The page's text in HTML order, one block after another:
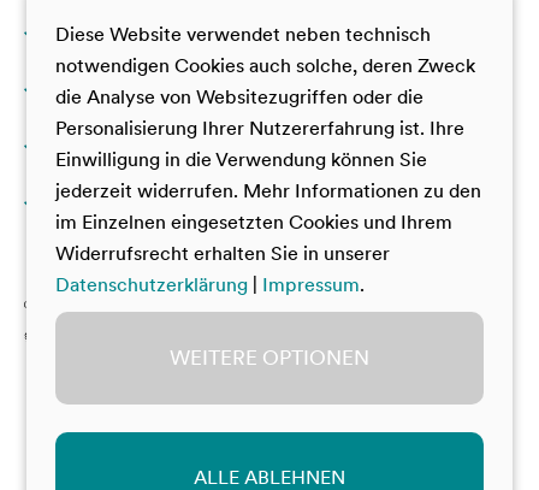
JuniorAkademie
GamesTalente
TalentAkademie
Klassen 9 – 10
JuniorAkademie
GamesTalente
TalentAkademie
VorbilderAkademie
Deutsche SchülerAkademie
Dt.-Frz. Jugendcamp China
Klassen 11 – 12
GamesTalente
Deutsche SchülerAkademie
Dt.-Frz. Jugendcamp China
Darüber hinaus
SUPER YOU
Über uns
Mitwirken bei den Akademien
Materialien zum Download
Impressum
Diese Website verwendet neben technisch
notwendigen Cookies auch solche, deren Zweck
die Analyse von Websitezugriffen oder die
Personalisierung Ihrer Nutzererfahrung ist. Ihre
Einwilligung in die Verwendung können Sie
jederzeit widerrufen. Mehr Informationen zu den
im Einzelnen eingesetzten Cookies und Ihrem
Widerrufsrecht erhalten Sie in unserer
Datenschutzerklärung
Impressum.
WEITERE OPTIONEN
ALLE ABLEHNEN